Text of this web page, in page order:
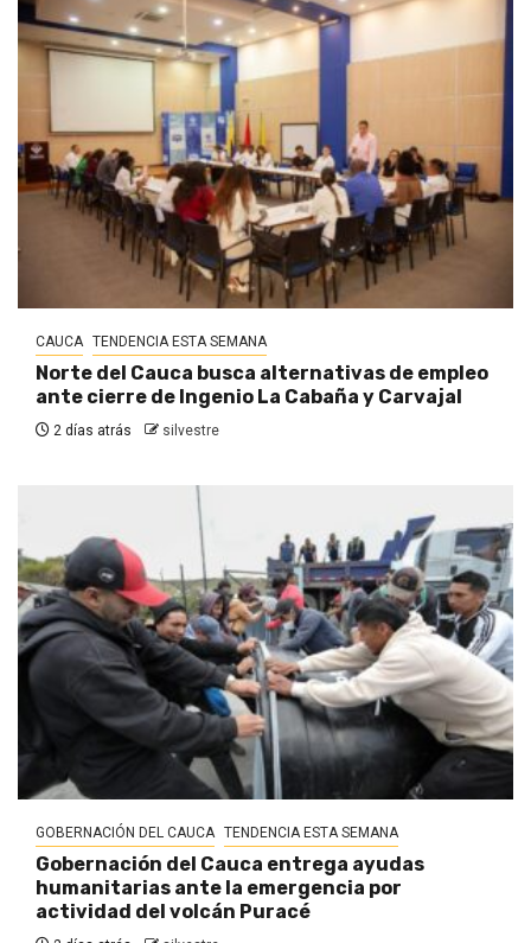
CAUCA TENDENCIA ESTA SEMANA
Norte del Cauca busca alternativas de empleo
ante cierre de Ingenio La Cabaña y Carvajal
2 días atrás silvestre
GOBERNACIÓN DEL CAUCA TENDENCIA ESTA SEMANA
Gobernación del Cauca entrega ayudas
humanitarias ante la emergencia por
actividad del volcán Puracé